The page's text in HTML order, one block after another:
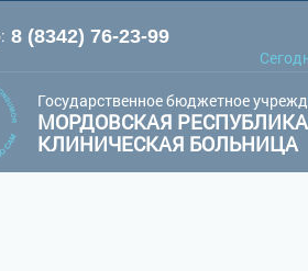
A A A
8 (8342) 76-23-99
Государственное бюджетное
МОРДОВСКАЯ
КЛИНИЧЕСКАЯ БОЛЬНИЦА